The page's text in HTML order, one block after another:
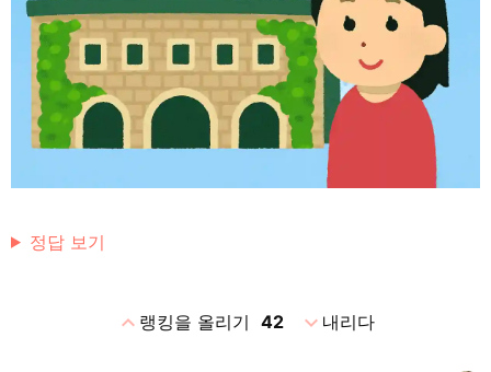
정답 보기
expand_less랭킹을 올리기 42 expand_more내리다